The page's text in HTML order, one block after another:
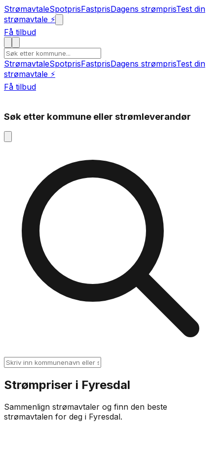
StrømavtaleSpotprisFastprisDagens strømprisTest din
strømavtale ⚡
Få tilbud
StrømavtaleSpotprisFastprisDagens strømprisTest din
strømavtale ⚡
Få tilbud
Søk etter kommune eller strømleverandør
Strømpriser i Fyresdal
Sammenlign strømavtaler og finn den beste
strømavtalen for deg i Fyresdal.